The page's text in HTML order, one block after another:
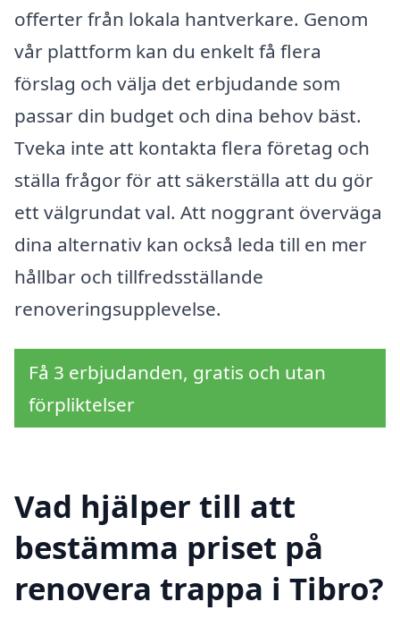
offerter från lokala hantverkare. Genom
vår plattform kan du enkelt få flera
förslag och välja det erbjudande som
passar din budget och dina behov bäst.
Tveka inte att kontakta flera företag och
ställa frågor för att säkerställa att du gör
ett välgrundat val. Att noggrant överväga
dina alternativ kan också leda till en mer
hållbar och tillfredsställande
renoveringsupplevelse.
Få 3 erbjudanden, gratis och utan
förpliktelser
Vad hjälper till att
bestämma priset på
renovera trappa i Tibro?